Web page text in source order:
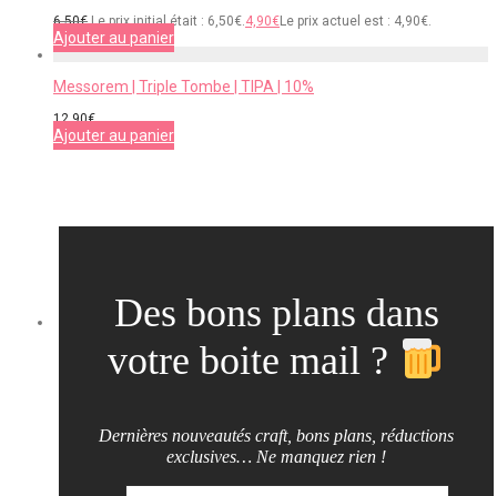
6,50€ Le prix initial était : 6,50€.4,90€Le prix actuel est : 4,90€.
Ajouter au panier
Messorem | Triple Tombe | TIPA | 10%
12,90€
Ajouter au panier
Des bons plans dans
votre boite mail ?
Dernières nouveautés craft, bons plans, réductions
exclusives… Ne manquez rien !